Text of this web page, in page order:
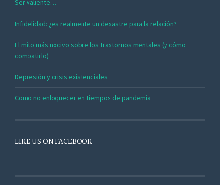
Ser valiente…
Infidelidad: ¿es realmente un desastre para la relación?
El mito más nocivo sobre los trastornos mentales (y cómo
combatirlo)
Depresión y crisis existenciales
Como no enloquecer en tiempos de pandemia
LIKE US ON FACEBOOK